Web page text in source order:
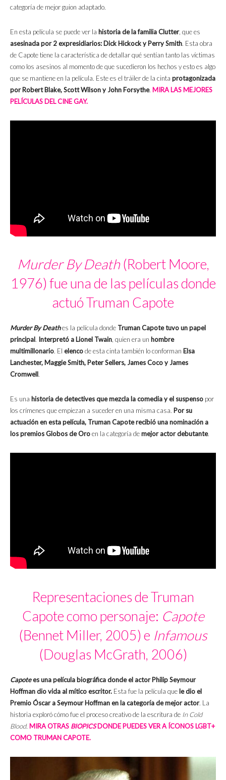
categoría de mejor guion adaptado.
En esta película se puede ver la historia de la familia Clutter, que es
asesinada por 2 expresidiarios: Dick Hickock y Perry Smith. Esta obra
de Capote tiene la característica de detallar qué sentían tanto las víctimas
como los asesinos al momento de que sucedieron los hechos y esto es algo
que se mantiene en la película. Este es el tráiler de la cinta protagonizada
por Robert Blake, Scott Wilson y John Forsythe. MIRA LAS MEJORES
PELÍCULAS DEL CINE GAY.
Murder By Death(Robert Moore,
1976) fue una de las películas donde
actuó Truman Capote
Murder By Deathes la película donde Truman Capote tuvo un papel
principal. Interpretó a Lionel Twain, quien era un hombre
multimillonario. El elencode esta cinta también lo conforman Elsa
Lanchester, Maggie Smith, Peter Sellers, James Coco y James
Cromwell.
Es una historia de detectives que mezcla la comedia y el suspenso por
los crímenes que empiezan a suceder en una misma casa. Por su
actuación en esta película, Truman Capote recibió una nominación a
los premios Globos de Oroen la categoría demejor actor debutante.
Representaciones de Truman
Capote como personaje: Capote
(Bennet Miller, 2005) e Infamous
(Douglas McGrath, 2006)
Capotees una película biográfica donde el actor Philip Seymour
Hoffman dio vida al mítico escritor. Esta fue la película que le dio el
Premio Óscar a Seymour Hoffman en la categoría de mejor actor. La
historia exploró cómo fue el proceso creativo de la escritura de In Cold
Blood. MIRA OTRAS BIOPICSDONDE PUEDES VER A ÍCONOS LGBT+
COMO TRUMAN CAPOTE.